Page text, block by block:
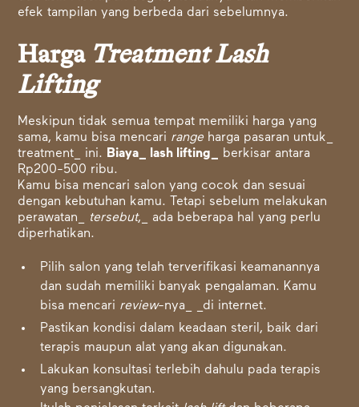
efek tampilan yang berbeda dari sebelumnya.
Harga Treatment Lash
Lifting
Meskipun tidak semua tempat memiliki harga yang
sama, kamu bisa mencari range harga pasaran untuk_
treatment_ ini. Biaya_ lash lifting_
berkisar antara
Rp200-500 ribu.
Kamu bisa mencari salon yang cocok dan sesuai
dengan kebutuhan kamu. Tetapi sebelum melakukan
perawatan_
tersebut,_ ada beberapa hal yang perlu
diperhatikan.
Pilih salon yang telah terverifikasi keamanannya
dan sudah memiliki banyak pengalaman. Kamu
bisa mencari review-nya_ _di internet.
Pastikan kondisi dalam keadaan steril, baik dari
terapis maupun alat yang akan digunakan.
Lakukan konsultasi terlebih dahulu pada terapis
yang bersangkutan.